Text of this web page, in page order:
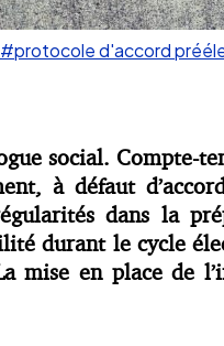
#protocole d'accord
social. Compte-
à défaut
dans la
durant le cycle
mise en place de